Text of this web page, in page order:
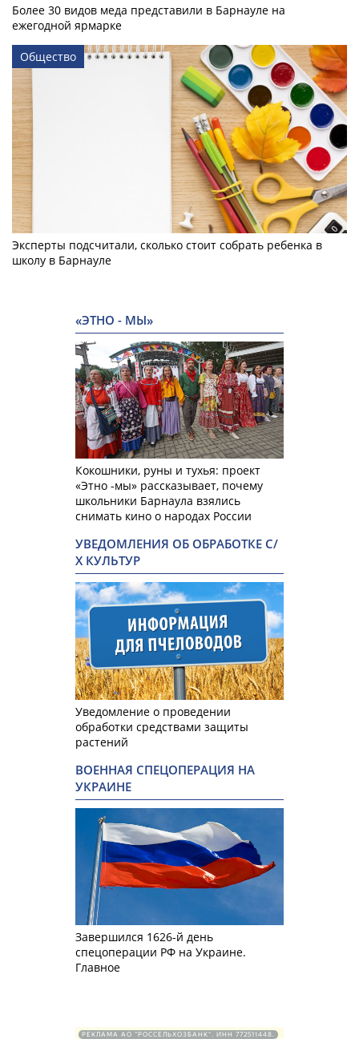
Более 30 видов меда представили в Барнауле на
ежегодной ярмарке
Общество
Эксперты подсчитали, сколько стоит собрать ребенка в
школу в Барнауле
«ЭТНО - МЫ»
Кокошники, руны и тухья: проект
«Этно -мы» рассказывает, почему
школьники Барнаула взялись
снимать кино о народах России
УВЕДОМЛЕНИЯ ОБ ОБРАБОТКЕ С/
Х КУЛЬТУР
Уведомление о проведении
обработки средствами защиты
растений
ВОЕННАЯ СПЕЦОПЕРАЦИЯ НА
УКРАИНЕ
Завершился 1626-й день
спецоперации РФ на Украине.
Главное
РЕКЛАМА АО "РОССЕЛЬХОЗБАНК". ИНН 772511448.